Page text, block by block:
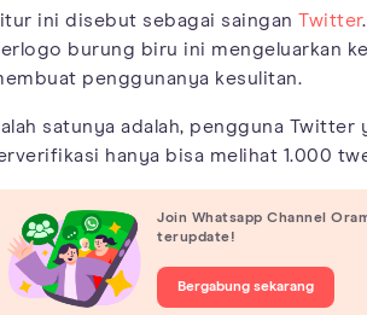
ini disebut sebagai saingan Twitter
burung biru ini mengeluarkan
penggunanya kesulitan.
satunya adalah, pengguna Twitter
hanya bisa melihat 1.000
Join Whatsapp Channel
terupdate!
Bergabung sekarang